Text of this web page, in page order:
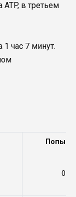
в третьем
1 час 7 минут.
0